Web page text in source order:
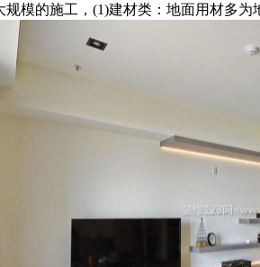
模的施工，(1)建材类：地面用材多